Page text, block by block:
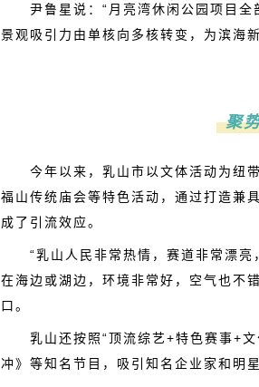
尹鲁星说：“月亮湾休闲公园项目
景观吸引力由单核向多核转变，为滨海
聚
今年以来，乳山市以文体活动为纽
福山传统庙会等特色活动，通过打造兼
成了引流效应。
“乳山人民非常热情，赛道非常漂
在海边或湖边，环境非常好，空气也不
口。
乳山还按照“顶流综艺+特色赛事+
冲》等知名节目，吸引知名企业家和明